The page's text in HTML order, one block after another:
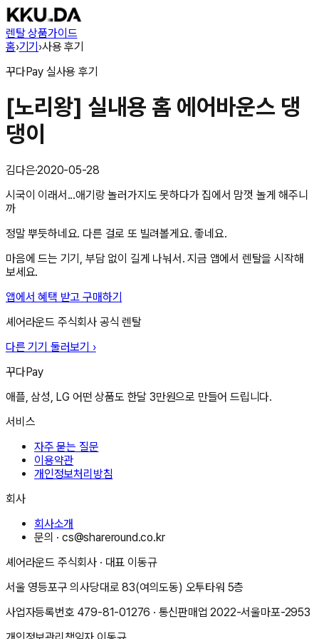
렌탈 상품가이드
홈›기기›사용 후기
꾸다Pay 실사용 후기
[노리왕] 실내용 홈 에어바운스 댕
댕이
김다은·2020-05-28
시국이 이래서...애기랑 놀러가지도 못하다가 집에서 맘껏 놀게 해주니
까
정말 뿌듯하네요. 다른 걸로 또 빌려볼게요. 좋네요.
마음에 드는 기기, 부담 없이 길게 나눠서. 지금 앱에서 렌탈을 시작해
보세요.
앱에서 혜택 받고 구매하기
셰어라운드 주식회사 공식 렌탈
다른 기기 둘러보기 ›
꾸다Pay
애플, 삼성, LG 어떤 상품도 한달 3만원으로 만들어 드립니다.
서비스
자주 묻는 질문
이용약관
개인정보처리방침
회사
회사소개
문의 ·cs@shareround.co.kr
셰어라운드 주식회사 · 대표 이동규
서울 영등포구 의사당대로 83(여의도동) 오투타워 5층
사업자등록번호 479-81-01276 · 통신판매업2022-서울마포-2953